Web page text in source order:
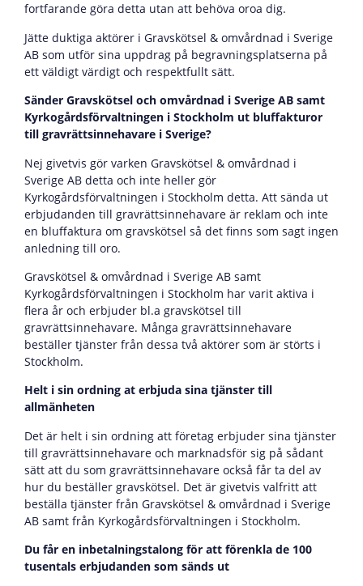
fortfarande göra detta utan att behöva oroa dig.
Jätte duktiga aktörer i Gravskötsel & omvårdnad i Sverige
AB som utför sina uppdrag på begravningsplatserna på
ett väldigt värdigt och respektfullt sätt.
Sänder Gravskötsel och omvårdnad i Sverige AB samt
Kyrkogårdsförvaltningen i Stockholm ut bluffakturor
till gravrättsinnehavare i Sverige?
Nej givetvis gör varken Gravskötsel & omvårdnad i
Sverige AB detta och inte heller gör
Kyrkogårdsförvaltningen i Stockholm detta. Att sända ut
erbjudanden till gravrättsinnehavare är reklam och inte
en bluffaktura om gravskötsel så det finns som sagt ingen
anledning till oro.
Gravskötsel & omvårdnad i Sverige AB samt
Kyrkogårdsförvaltningen i Stockholm har varit aktiva i
flera år och erbjuder bl.a gravskötsel till
gravrättsinnehavare. Många gravrättsinnehavare
beställer tjänster från dessa två aktörer som är störts i
Stockholm.
Helt i sin ordning at erbjuda sina tjänster till
allmänheten
Det är helt i sin ordning att företag erbjuder sina tjänster
till gravrättsinnehavare och marknadsför sig på sådant
sätt att du som gravrättsinnehavare också får ta del av
hur du beställer gravskötsel. Det är givetvis valfritt att
beställa tjänster från Gravskötsel & omvårdnad i Sverige
AB samt från Kyrkogårdsförvaltningen i Stockholm.
Du får en inbetalningstalong för att förenkla de 100
tusentals erbjudanden som sänds ut